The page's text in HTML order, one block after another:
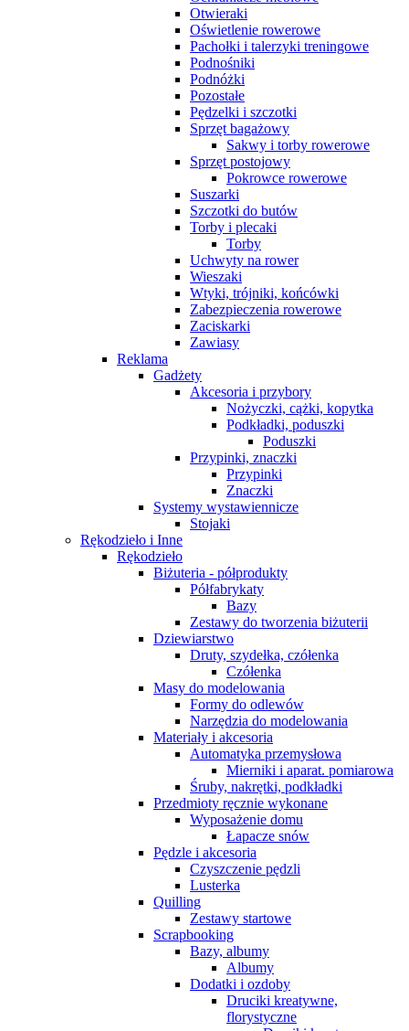
Otwieraki
Oświetlenie rowerowe
Pachołki i talerzyki treningowe
Podnośniki
Podnóżki
Pozostałe
Pędzelki i szczotki
Sprzęt bagażowy
Sakwy i torby rowerowe
Sprzęt postojowy
Pokrowce rowerowe
Suszarki
Szczotki do butów
Torby i plecaki
Torby
Uchwyty na rower
Wieszaki
Wtyki, trójniki, końcówki
Zabezpieczenia rowerowe
Zaciskarki
Zawiasy
Reklama
Gadżety
Akcesoria i przybory
Nożyczki, cążki, kopytka
Podkładki, poduszki
Poduszki
Przypinki, znaczki
Przypinki
Znaczki
Systemy wystawiennicze
Stojaki
Rękodzieło i Inne
Rękodzieło
Biżuteria - półprodukty
Półfabrykaty
Bazy
Zestawy do tworzenia biżuterii
Dziewiarstwo
Druty, szydełka, czółenka
Czółenka
Masy do modelowania
Formy do odlewów
Narzędzia do modelowania
Materiały i akcesoria
Automatyka przemysłowa
Mierniki i aparat. pomiarowa
Śruby, nakrętki, podkładki
Przedmioty ręcznie wykonane
Wyposażenie domu
Łapacze snów
Pędzle i akcesoria
Czyszczenie pędzli
Lusterka
Quilling
Zestawy startowe
Scrapbooking
Bazy, albumy
Albumy
Dodatki i ozdoby
Druciki kreatywne,
florystyczne